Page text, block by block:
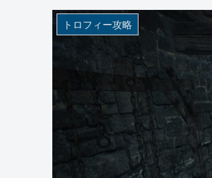
トロフィー攻略